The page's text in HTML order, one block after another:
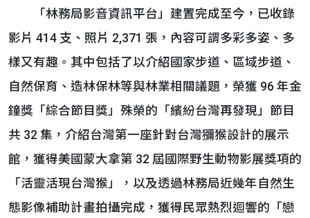
「林務局影音資訊平台」建置完成至今，已收錄
影片 414 支、照片 2,371 張，內容可謂多彩多姿、多
樣又有趣。其中包括了以介紹國家步道、區域步道、
自然保育、造林保林等與林業相關議題，榮獲 96 年金
鐘獎「綜合節目獎」殊榮的「繽紛台灣再發現」節目
共 32 集，介紹台灣第一座針對台灣獼猴設計的展示
館，獲得美國蒙大拿第 32 屆國際野生動物影展獎項的
「活靈活現台灣猴」，以及透過林務局近幾年自然生
態影像補助計畫拍攝完成，獲得民眾熱烈迴響的「戀